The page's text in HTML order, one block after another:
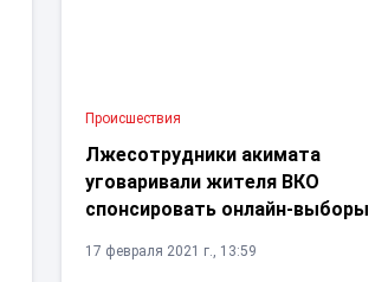
Проиcшествия
Лжесотрудники акимата
уговаривали жителя ВКО
спонсировать онлайн-выборы
17 февраля 2021 г., 13:59